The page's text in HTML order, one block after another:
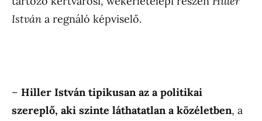
István a regnáló képviselő.
– Hiller István tipikusan az a politikai
szereplő, aki szinte láthatatlan a közéletben, a